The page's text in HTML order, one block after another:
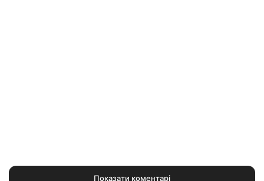
Показати коментарі